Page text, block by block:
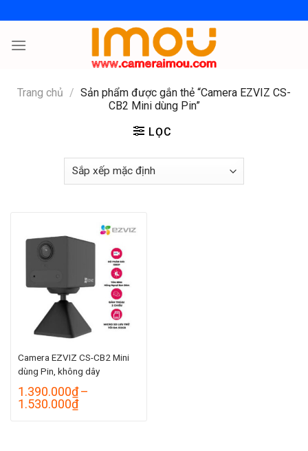
to
content
Trang chủ / Sản phẩm được gắn thẻ “Camera EZVIZ CS-
CB2 Mini dùng Pin”
LỌC
Camera EZVIZ CS-CB2 Mini
dùng Pin, không dây
1.390.000₫ –
1.530.000₫Khoảng